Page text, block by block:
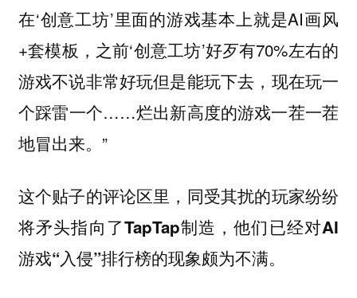
在‘创意工坊’里面的游戏基本上就是AI画风
+套模板，之前‘创意工坊’好歹有70%左右的
游戏不说非常好玩但是能玩下去，现在玩一
个踩雷一个……烂出新高度的游戏一茬一茬
地冒出来。”
这个贴子的评论区里，同受其扰的玩家纷纷
将矛头指向了TapTap制造，他们已经对AI
游戏“入侵”排行榜的现象颇为不满。